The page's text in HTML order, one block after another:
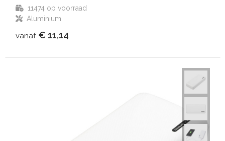
11474 op voorraad
Aluminium
vanaf € 11,14